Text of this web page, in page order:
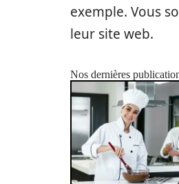
exemple. Vous
leur site web.
Nos dernières